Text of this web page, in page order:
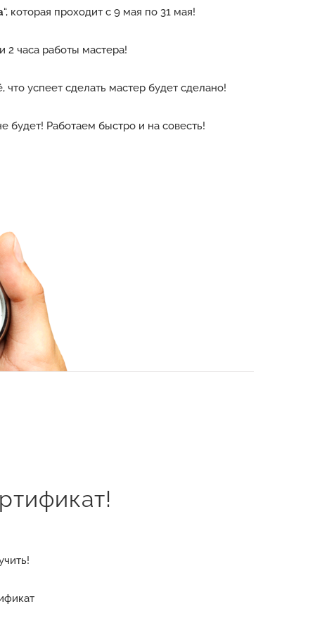
“, которая проходит с 9 мая по 31 мая!
часа работы мастера!
успеет сделать мастер будет сделано!
будет! Работаем быстро и на совесть!